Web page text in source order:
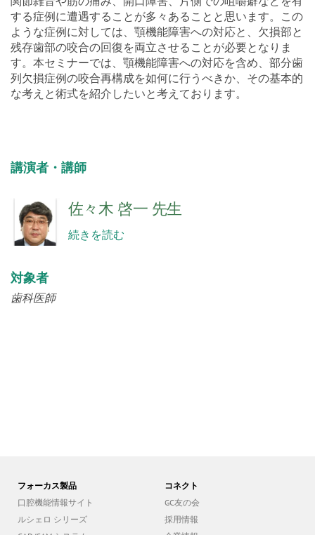
歯の欠損や部分床義歯の咬合不良に起因すると考えられる
関節雑音や筋の痛み、開口障害、片側での咀嚼癖などを有
する症例に遭遇することが多々あることと思います。この
ような症例に対しては、顎機能障害への対応と、欠損部と
残存歯部の咬合の回復を両立させることが必要となりま
す。本セミナーでは、顎機能障害への対応を含め、部分歯
列欠損症例の咬合再構成を如何に行うべきか、その基本的
佐々木 啓一 先生
対象者
フォーカス製品
口腔機能情報サイト
コネクト
GC友の会